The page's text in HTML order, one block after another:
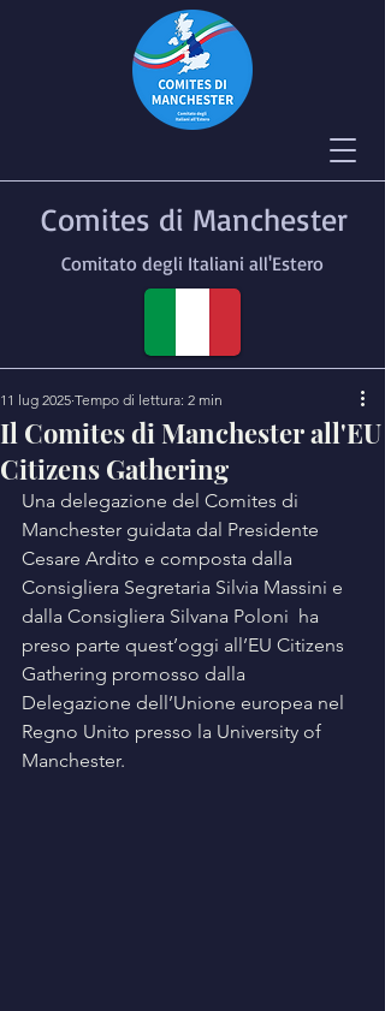
Comites di Manchester
Comitato degli Italiani all'Estero
Il Comites di Manchester all'EU
Citizens Gathering
11 lug 2025 Tempo di lettura: 2 min
Una delegazione del Comites di
Manchester guidata dal Presidente
Cesare Ardito e composta dalla
Consigliera Segretaria Silvia Massini e
dalla Consigliera Silvana Poloni  ha
preso parte quest’oggi all’EU Citizens
Gathering promosso dalla
Delegazione dell’Unione europea nel
Regno Unito presso la University of
Manchester.